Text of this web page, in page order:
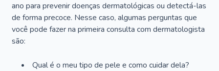
ano para prevenir doenças dermatológicas ou detectá-las
de forma precoce. Nesse caso, algumas perguntas que
você pode fazer na primeira consulta com dermatologista
são:
Qual é o meu tipo de pele e como cuidar dela?